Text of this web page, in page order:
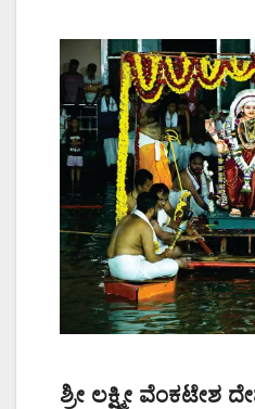
ಶ್ರೀ ಲಕ್ಷ್ಮೀ ವೆಂಕಟೇಶ